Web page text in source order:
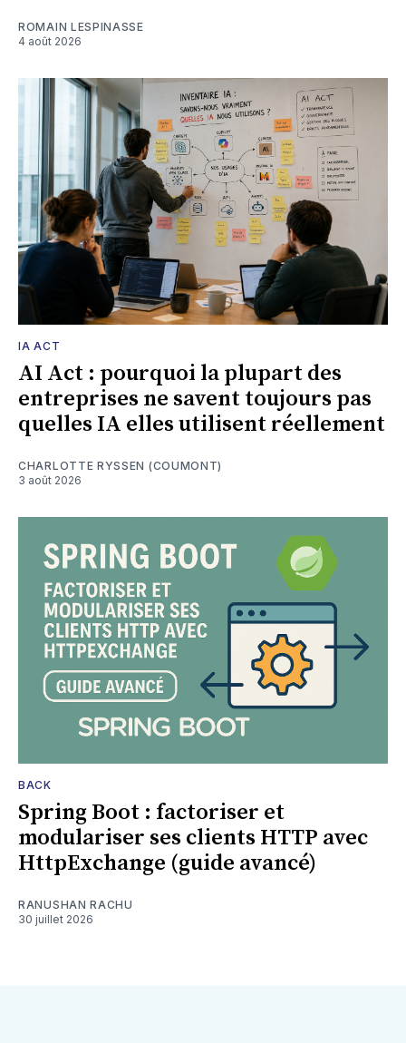
ROMAIN LESPINASSE
4 août 2026
IA ACT
AI Act : pourquoi la plupart des
entreprises ne savent toujours pas
quelles IA elles utilisent réellement
CHARLOTTE RYSSEN (COUMONT)
3 août 2026
BACK
Spring Boot : factoriser et
modulariser ses clients HTTP avec
HttpExchange (guide avancé)
RANUSHAN RACHU
30 juillet 2026